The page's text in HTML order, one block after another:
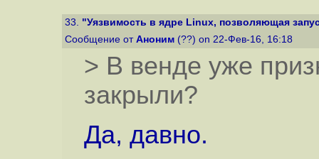
33. "Уязвимость в ядре Linux, позволяющая
Сообщение от Аноним (??) on 22-Фев-16, 16:18
> В венде уже
закрыли?
Да, давно.